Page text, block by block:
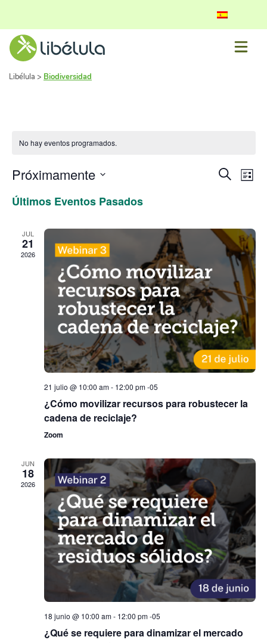
Libélula > Biodiversidad
No hay eventos programados.
y
vistas
de
Buscar
de
Lista
Próximamente
fecha.
Últimos Eventos Pasados
JUL
21
2026
21 julio @ 10:00 am- 12:00 pm -05
¿Cómo movilizar recursos para robustecer la
cadena de reciclaje?
Zoom
JUN
18
2026
18 junio @ 10:00 am- 12:00 pm -05
¿Qué se requiere para dinamizar el mercado